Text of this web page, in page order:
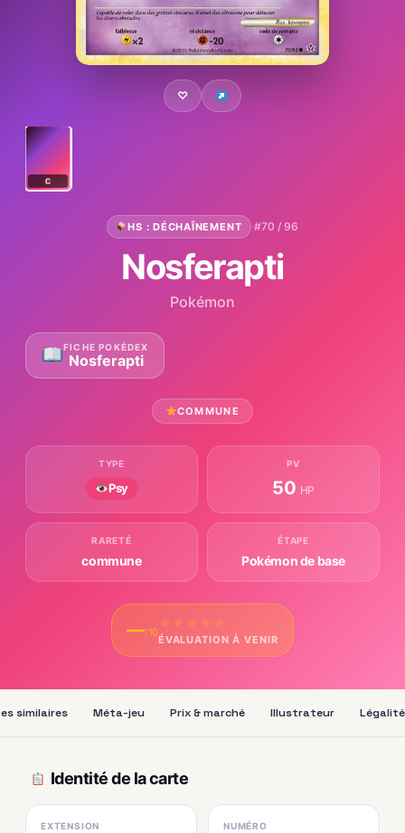
♡
C
HS : DÉCHAÎNEMENT ·#70 / 96
Nosferapti
Pokémon
FICHE POKÉDEX
Nosferapti
COMMUNE
TYPE
Psy
PV
50 HP
RARETÉ
commune
ÉTAPE
Pokémon de base
—/10
★ ★ ★ ★ ★
ÉVALUATION À VENIR
similaires Méta-jeu Prix & marché Illustrateur Légalité
Identité de la carte
EXTENSION NUMÉRO